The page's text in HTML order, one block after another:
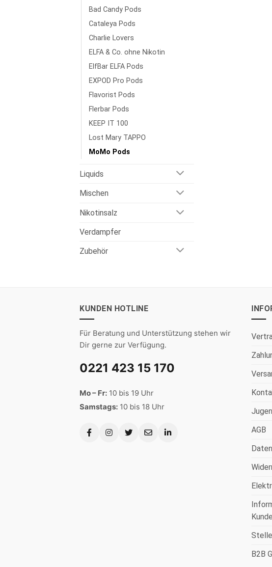
Bad Candy Pods
Cataleya Pods
Charlie Lovers
ELFA & Co. ohne Nikotin
ElfBar ELFA Pods
EXPOD Pro Pods
Flavorist Pods
Flerbar Pods
KEEP IT 100
Lost Mary TAPPO
MoMo Pods
Liquids
Mischen
Nikotinsalz
Verdampfer
Zubehör
KUNDEN HOTLINE
Für Beratung und Unterstützung stehen wir
Dir gerne zur Verfügung.
0221 423 15 170
Mo – Fr: 10 bis 19 Uhr
Samstags: 10 bis 18 Uhr
AGB
B2B